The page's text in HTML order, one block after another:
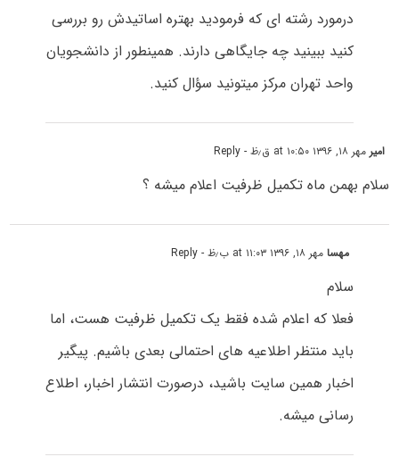
درمورد رشته ای که فرمودید بهتره اساتیدش رو بررسی
کنید ببینید چه جایگاهی دارند. همینطور از دانشجویان
واحد تهران مرکز میتونید سؤال کنید.
امیرمهر ۱۸, ۱۳۹۶ at ۱۰:۵۰ ق٫ظ - Reply
سلام بهمن ماه تکمیل ظرفیت اعلام میشه ؟
مهسامهر ۱۸, ۱۳۹۶ at ۱۱:۰۳ ب٫ظ - Reply
سلام
فعلا که اعلام شده فقط یک تکمیل ظرفیت هست، اما
باید منتظر اطلاعیه های احتمالی بعدی باشیم. پیگیر
اخبار همین سایت باشید، درصورت انتشار اخبار، اطلاع
رسانی میشه.